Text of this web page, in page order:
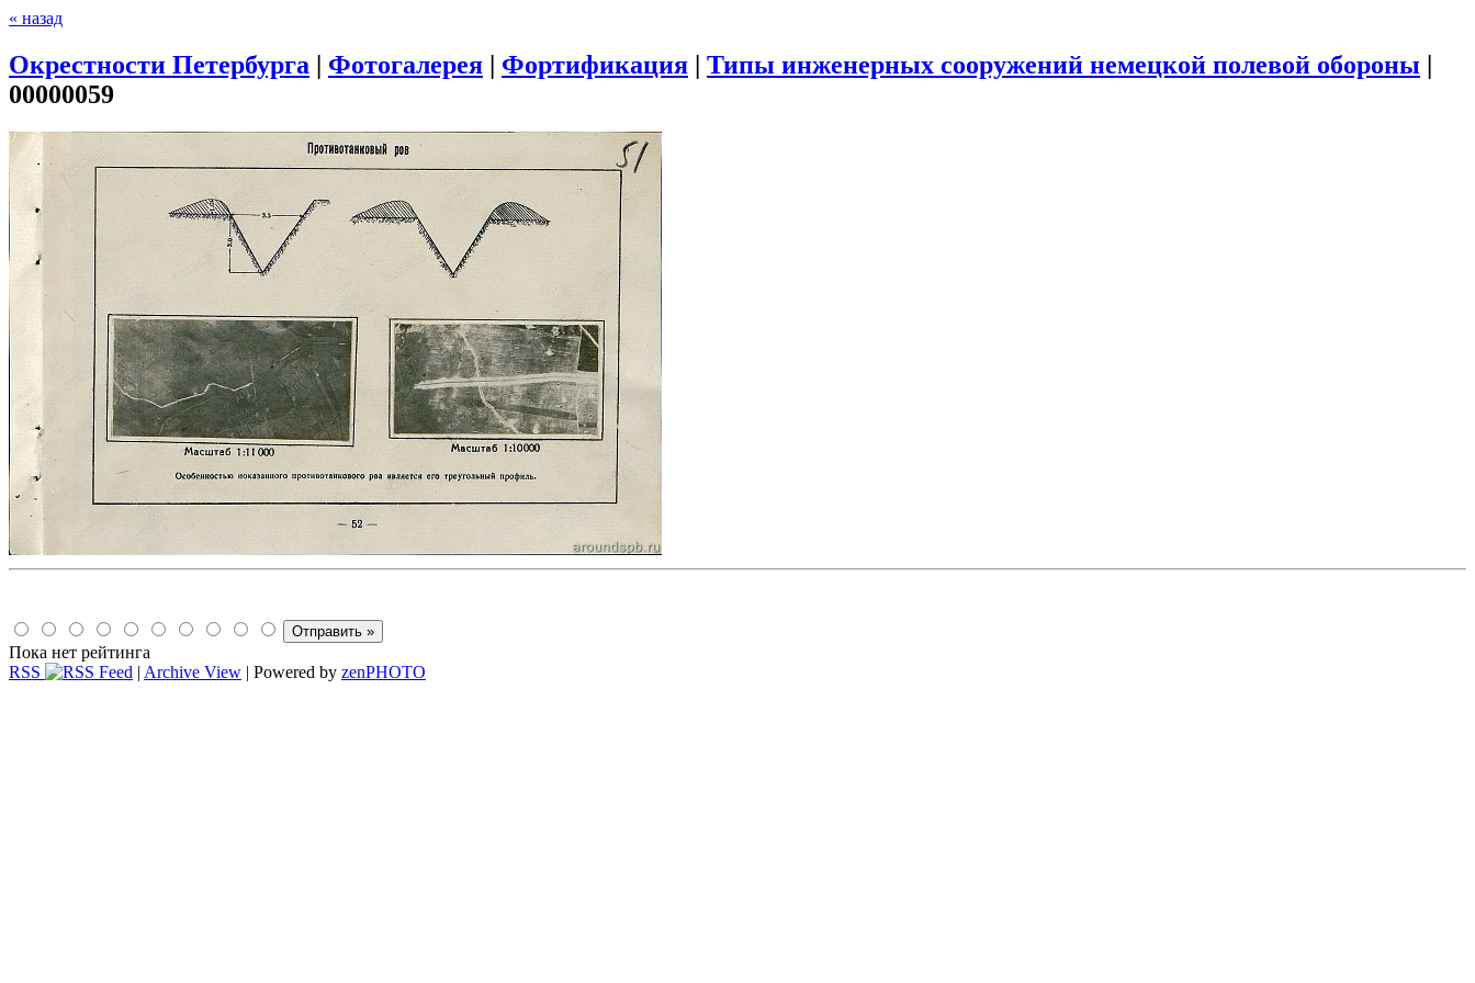
« назад
Окрестности Петербурга | Фотогалерея | Фортификация | Типы инженерных сооружений немецкой полевой обороны |
00000059
Пока нет рейтинга
RSS
| Archive View | Powered by zenPHOTO